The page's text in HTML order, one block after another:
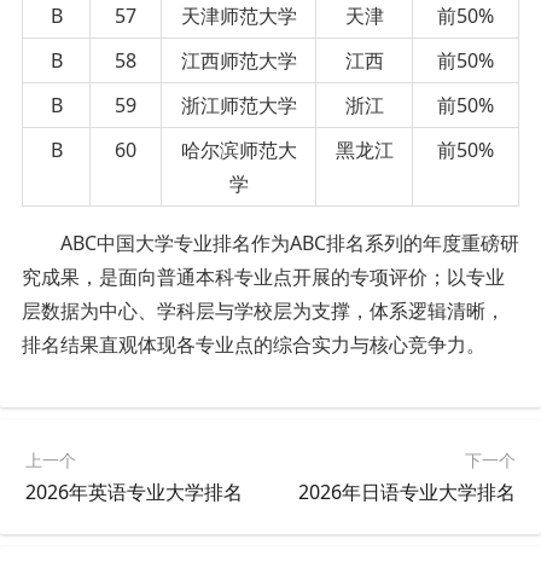
B 57 天津师范大学 天津
前50%
B
58 江西师范大学 江西
前50%
B
59 浙江师范大学 浙江
前50%
B
60
哈尔滨师范大
学
黑龙江 前50%
ABC中国大学专业排名作为ABC排名系列的年度重磅研
究成果，是面向普通本科专业点开展的专项评价；以专业
层数据为中心、学科层与学校层为支撑，体系逻辑清晰，
排名结果直观体现各专业点的综合实力与核心竞争力。
上一个
2026年英语专业大学排名
下一个
2026年日语专业大学排名